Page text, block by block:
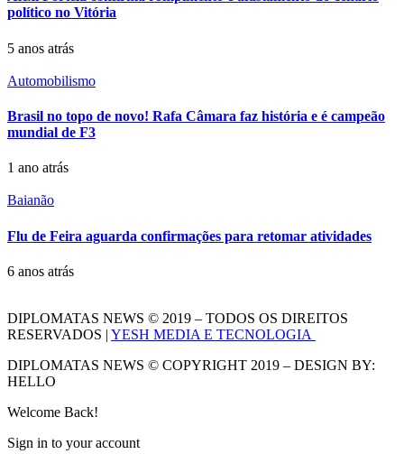
político no Vitória
5 anos atrás
Automobilismo
Brasil no topo de novo! Rafa Câmara faz história e é campeão
mundial de F3
1 ano atrás
Baianão
Flu de Feira aguarda confirmações para retomar atividades
6 anos atrás
DIPLOMATAS NEWS © 2019 – TODOS OS DIREITOS
RESERVADOS | YESH MEDIA E TECNOLOGIA
DIPLOMATAS NEWS © COPYRIGHT 2019 – DESIGN BY:
HELLO
Welcome Back!
Sign in to your account